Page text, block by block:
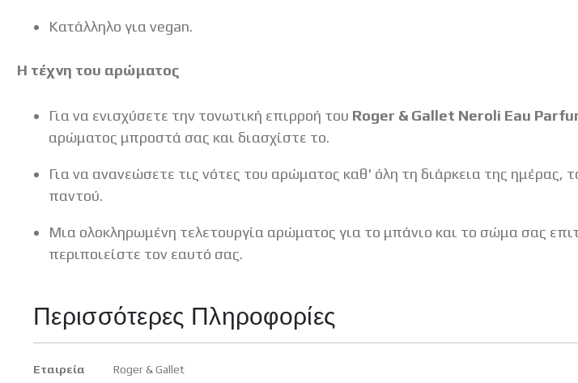
Κατάλληλο για vegan.
Η τέχνη του αρώματος
Για να ενισχύσετε την τονωτική επιρροή του Roger & Gallet Neroli Eau
αρώματος μπροστά σας και διασχίστε το.
Για να ανανεώσετε τις νότες του αρώματος καθ' όλη τη διάρκεια της
παντού.
Μια ολοκληρωμένη τελετουργία αρώματος για το μπάνιο και το σώμα σας
περιποιείστε τον εαυτό σας.
Περισσότερες Πληροφορίες
Περισσότερες
Εταιρεία Roger & Gallet